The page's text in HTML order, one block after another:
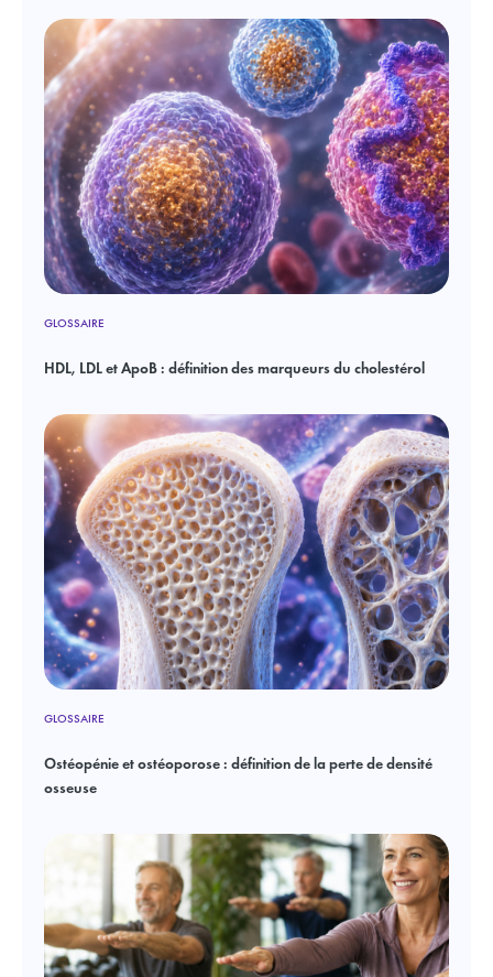
GLOSSAIRE
HDL, LDL et ApoB : définition des marqueurs du cholestérol
GLOSSAIRE
Ostéopénie et ostéoporose : définition de la perte de densité
osseuse